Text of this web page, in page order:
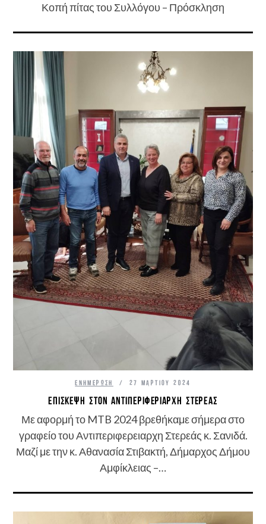
Κοπή πίτας του Συλλόγου – Πρόσκληση
ΕΝΗΜΈΡΩΣΗ 27 ΜΑΡΤΊΟΥ 2024
ΕΠΊΣΚΕΨΗ ΣΤΟΝ ΑΝΤΙΠΕΡΙΦΕΡΙΆΡΧΗ ΣΤΕΡΕΆΣ
Με αφορμή το MTB 2024 βρεθήκαμε σήμερα στο
γραφείο του Αντιπεριφερειαρχη Στερεάς κ. Σανιδά.
Μαζί με την κ. Αθανασία Στιβακτή, Δήμαρχος Δήμου
Αμφίκλειας –…